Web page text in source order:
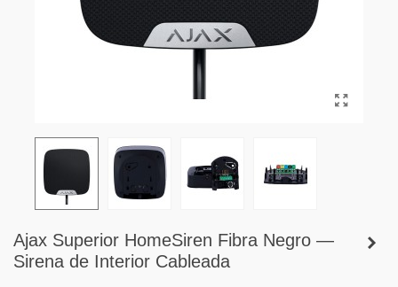
Ajax Superior HomeSiren Fibra Negro —
Sirena de Interior Cableada